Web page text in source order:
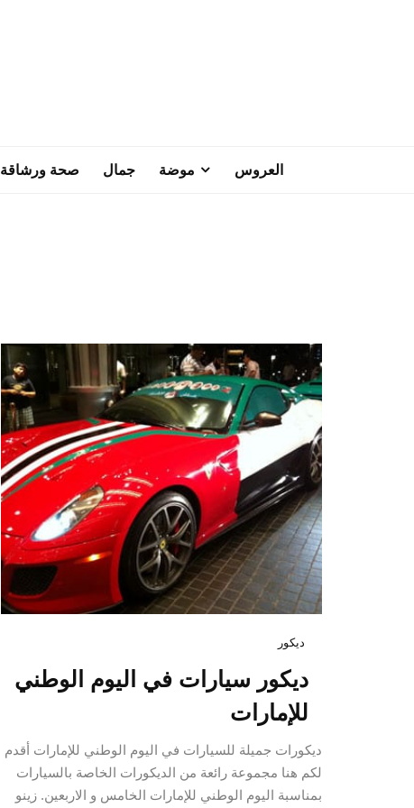
العروس موضة جمال صحة ورشاقة
ديكور
ديكور سيارات في اليوم الوطني
للإمارات
ديكورات جميلة للسيارات في اليوم الوطني للإمارات أقدم
لكم هنا مجموعة رائعة من الديكورات الخاصة بالسيارات
بمناسبة اليوم الوطني للإمارات الخامس و الاربعين. زينو